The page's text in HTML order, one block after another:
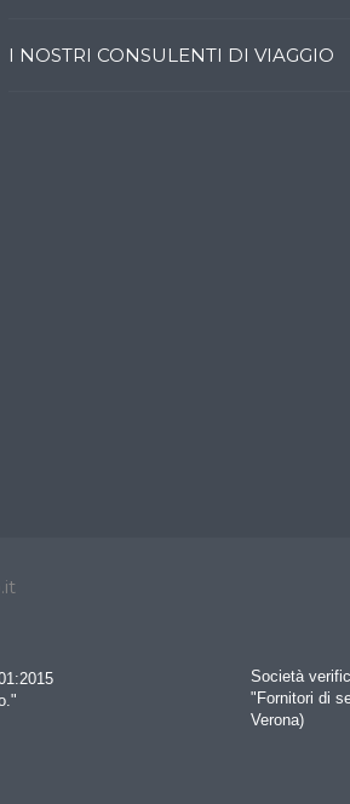
I NOSTRI CONSULENTI DI VIAGGIO
Società
"Fornitori di
Verona)